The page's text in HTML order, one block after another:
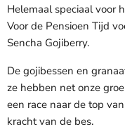
Helemaal speciaal voor
Voor de Pensioen Tijd
Sencha Gojiberry.
De gojibessen en
ze hebben net onze
een race naar de top
kracht van de bes.